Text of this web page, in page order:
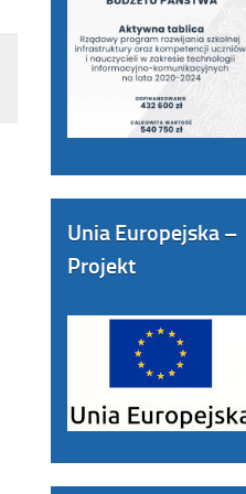
Unia Europejska –
Projekt